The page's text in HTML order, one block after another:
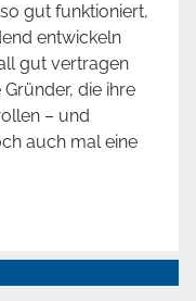
gut funktioniert,
entwickeln
gut vertragen
die ihre
– und
auch mal eine